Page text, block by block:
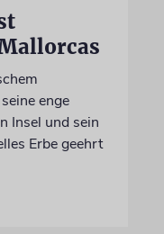
enge
Insel und sein
Erbe geehrt